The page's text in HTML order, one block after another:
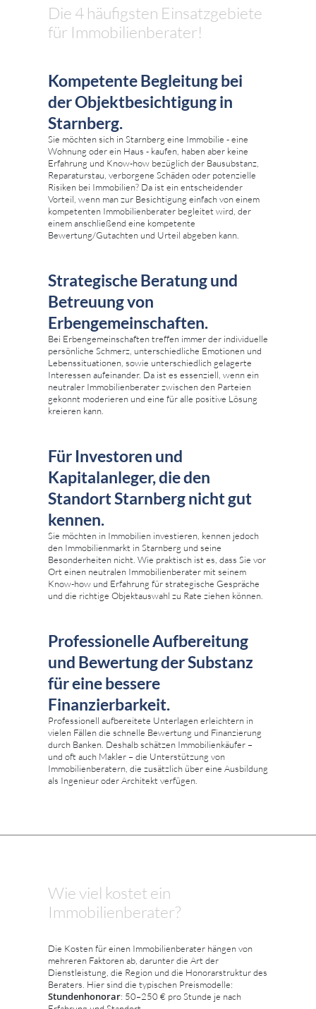
Die 4 häufigsten Einsatzgebiete
für Immobilienberater!
Kompetente Begleitung bei
der Objektbesichtigung in
Starnberg.
Sie möchten sich in Starnberg eine Immobilie - eine
Wohnung oder ein Haus - kaufen, haben aber keine
Erfahrung und Know-how bezüglich der Bausubstanz,
Reparaturstau, verborgene Schäden oder potenzielle
Risiken bei Immobilien? Da ist ein entscheidender
Vorteil, wenn man zur Besichtigung einfach von einem
kompetenten Immobilienberater begleitet wird, der
einem anschließend eine kompetente
Bewertung/Gutachten und Urteil abgeben kann.
Strategische Beratung und
Betreuung von
Erbengemeinschaften.
Bei Erbengemeinschaften treffen immer der individuelle
persönliche Schmerz, unterschiedliche Emotionen und
Lebenssituationen, sowie unterschiedlich gelagerte
Interessen aufeinander. Da ist es essenziell, wenn ein
neutraler Immobilienberater zwischen den Parteien
gekonnt moderieren und eine für alle positive Lösung
kreieren kann.
Für Investoren und
Kapitalanleger, die den
Standort Starnberg nicht gut
kennen.
Sie möchten in Immobilien investieren, kennen jedoch
den Immobilienmarkt in Starnberg und seine
Besonderheiten nicht. Wie praktisch ist es, dass Sie vor
Ort einen neutralen Immobilienberater mit seinem
Know-how und Erfahrung für strategische Gespräche
und die richtige Objektauswahl zu Rate ziehen können.
Professionelle Aufbereitung
und Bewertung der Substanz
für eine bessere
Finanzierbarkeit.
Professionell aufbereitete Unterlagen erleichtern in
vielen Fällen die schnelle Bewertung und Finanzierung
durch Banken. Deshalb schätzen Immobilienkäufer –
und oft auch Makler – die Unterstützung von
Immobilienberatern, die zusätzlich über eine Ausbildung
als Ingenieur oder Architekt verfügen.
Wie viel kostet ein
Immobilienberater?
Die Kosten für einen Immobilienberater hängen von
mehreren Faktoren ab, darunter die Art der
Dienstleistung, die Region und die Honorarstruktur des
Beraters. Hier sind die typischen Preismodelle:
Stundenhonorar: 50–250 € pro Stunde je nach